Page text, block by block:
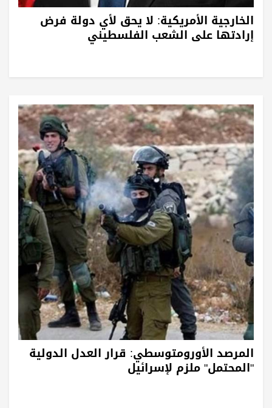
الخارجية الأمريكية: لا يحق لأي دولة فرض
إرادتها على الشعب الفلسطيني
المرصد الأورومتوسطي: قرار العدل الدولية
"المحتمل" ملزم لإسرائيل